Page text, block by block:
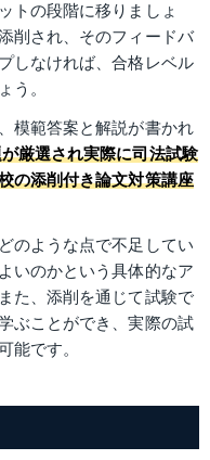
トの段階に移りましょ
削され、そのフィードバ
しなければ、合格レベル
う。
模範答案と解説が書かれ
厳選され実際に司法試験
の添削付き論文対策講座
のような点で不足してい
いのかという具体的なア
た、添削を通じて試験で
ぶことができ、実際の試
能です。